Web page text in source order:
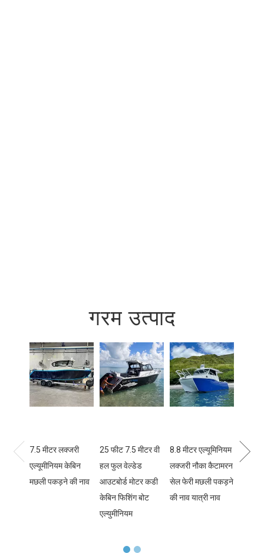
गरम उत्पाद
7.5 मीटर लक्जरी
एल्यूमीनियम केबिन
मछली पकड़ने की नाव
25 फीट 7.5 मीटर वी
हल फुल वेल्डेड
आउटबोर्ड मोटर कडी
केबिन फिशिंग बोट
एल्युमीनियम
8.8 मीटर एल्यूमिनियम
लक्जरी नौका कैटामरन
सेल फेरी मछली पकड़ने
की नाव यात्री नाव
केबिन